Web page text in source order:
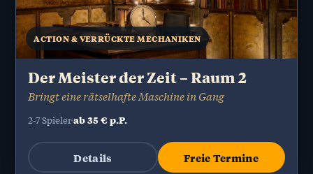
ACTION & VERRÜCKTE MECHANIKEN
Der Meister der Zeit – Raum 2
Bringt eine rätselhafte Maschine in Gang
2-7 Spielerab 35 € p.P.
Details Freie Termine